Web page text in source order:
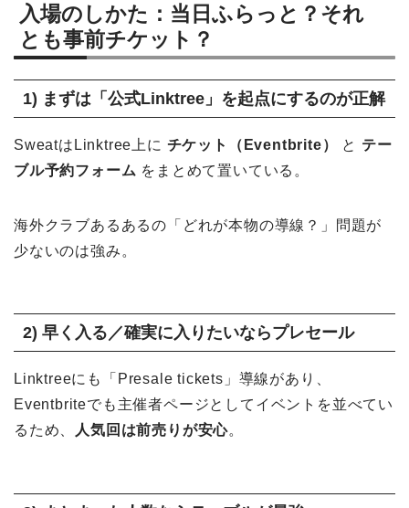
入場のしかた：当日ふらっと？それ
とも事前チケット？
1) まずは「公式Linktree」を起点にするのが正解
SweatはLinktree上に チケット（Eventbrite） と テー
ブル予約フォーム をまとめて置いている。
海外クラブあるあるの「どれが本物の導線？」問題が
少ないのは強み。
2) 早く入る／確実に入りたいならプレセール
Linktreeにも「Presale tickets」導線があり、
Eventbriteでも主催者ページとしてイベントを並べてい
るため、
人気回は前売りが安心。